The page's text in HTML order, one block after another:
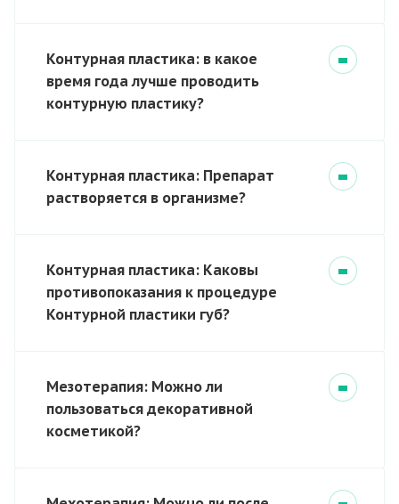
Контурная пластика: в какое
время года лучше проводить
контурную пластику?
Контурная пластика: Препарат
растворяется в организме?
Контурная пластика: Каковы
противопоказания к процедуре
Контурной пластики губ?
Мезотерапия: Можно ли
пользоваться декоративной
косметикой?